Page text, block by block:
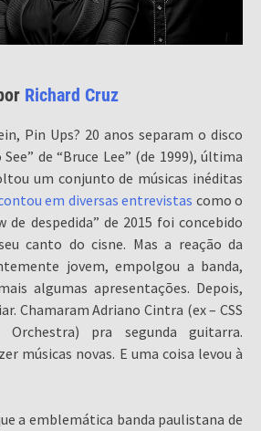
Richard Cruz
Pin Ups? 20 anos separam o disco
de “Bruce Lee” (de 1999), última
um conjunto de músicas inéditas
em diversas entrevistas como o
de despedida” de 2015 foi concebido
canto do cisne. Mas a reação da
jovem, empolgou a banda,
algumas apresentações. Depois,
Chamaram Adriano Cintra (ex – CSS
pra segunda guitarra.
músicas novas. E uma coisa levou à
a emblemática banda paulistana de